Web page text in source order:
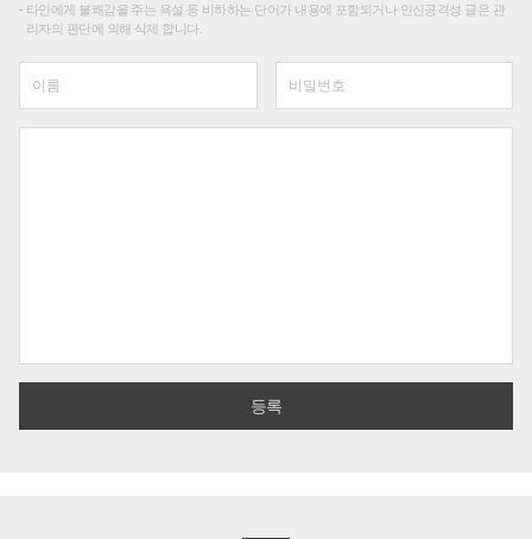
타인에게 불쾌감을 주는 욕설 등 비하하는 단어가 내용에 포함되거나 인신공격성 글은 관
리자의 판단에 의해 삭제 합니다.